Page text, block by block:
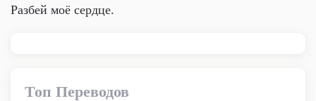
Разбей моё сердце.
Топ Переводов